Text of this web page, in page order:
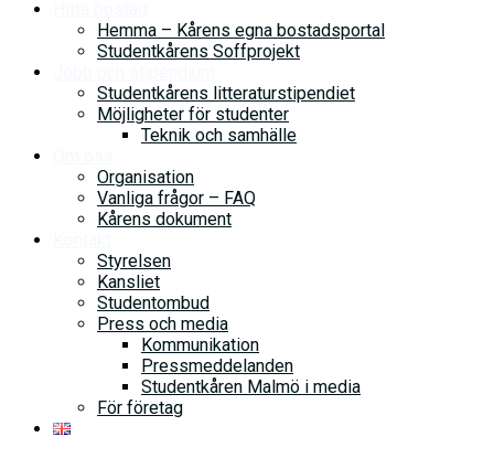
Hemma – Kårens egna bostadsportal
Studentkårens Soffprojekt
Studentkårens litteraturstipendiet
Möjligheter för studenter
Teknik och samhälle
Organisation
Vanliga frågor – FAQ
Kårens dokument
Styrelsen
Kansliet
Studentombud
Press och media
Kommunikation
Pressmeddelanden
Studentkåren Malmö i media
För företag